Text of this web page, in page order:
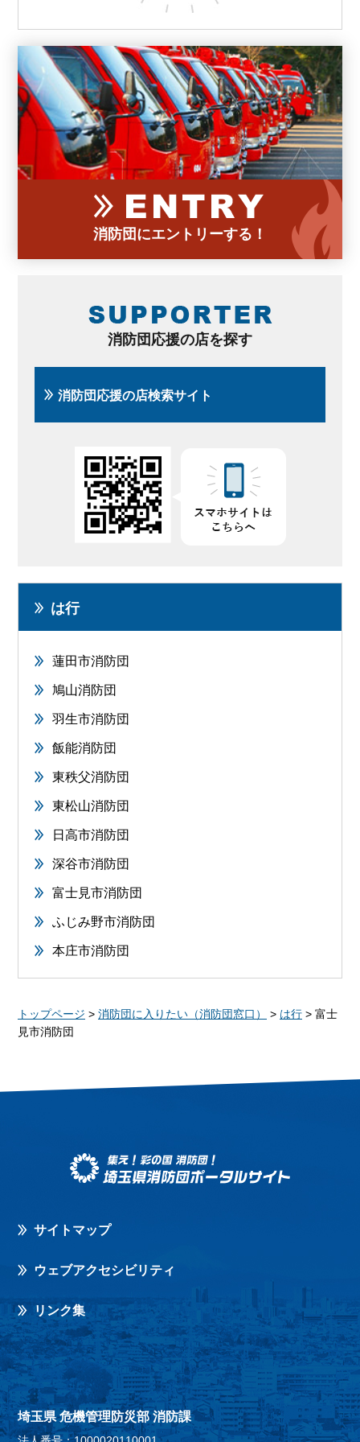
消防団にエントリーする！
消防団応援の店を探す
消防団応援の店検索サイト
は行
蓮田市消防団
鳩山消防団
羽生市消防団
飯能消防団
東秩父消防団
東松山消防団
日高市消防団
深谷市消防団
富士見市消防団
ふじみ野市消防団
本庄市消防団
トップページ > 消防団に入りたい（消防団窓口） > は行 > 富士
見市消防団
サイトマップ
ウェブアクセシビリティ
リンク集
埼玉県 危機管理防災部 消防課